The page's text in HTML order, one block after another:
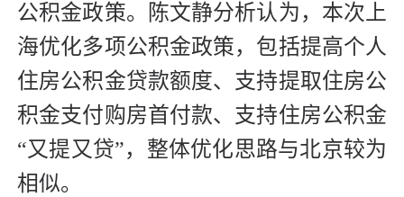
公积金政策。陈文静分析认为，本次上
海优化多项公积金政策，包括提高个人
住房公积金贷款额度、支持提取住房公
积金支付购房首付款、支持住房公积金
“又提又贷”，整体优化思路与北京较为
相似。